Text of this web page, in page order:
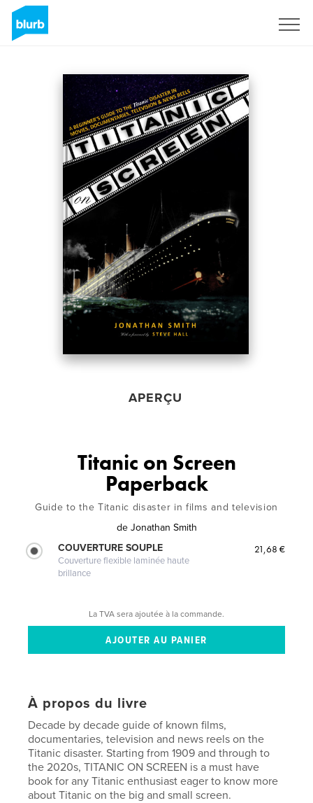
APERÇU
Titanic on Screen
Paperback
Guide to the Titanic disaster in films and television
de Jonathan Smith
COUVERTURE SOUPLE
Couverture flexible laminée haute
brillance
21,68 €
La TVA sera ajoutée à la commande.
À propos du livre
Decade by decade guide of known films,
documentaries, television and news reels on the
Titanic disaster. Starting from 1909 and through to
the 2020s, TITANIC ON SCREEN is a must have
book for any Titanic enthusiast eager to know more
about Titanic on the big and small screen.